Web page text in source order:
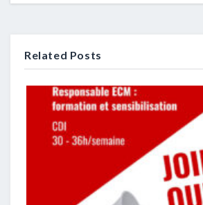
Related Posts